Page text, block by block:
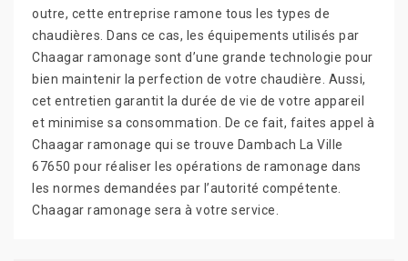
outre, cette entreprise ramone tous les types de
chaudières. Dans ce cas, les équipements utilisés par
Chaagar ramonage sont d’une grande technologie pour
bien maintenir la perfection de votre chaudière. Aussi,
cet entretien garantit la durée de vie de votre appareil
et minimise sa consommation. De ce fait, faites appel à
Chaagar ramonage qui se trouve Dambach La Ville
67650 pour réaliser les opérations de ramonage dans
les normes demandées par l’autorité compétente.
Chaagar ramonage sera à votre service.